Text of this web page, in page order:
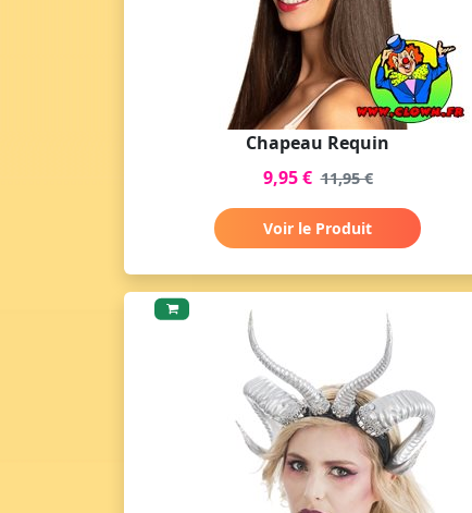
Chapeau Requin
9,95 € 11,95 €
Voir le Produit